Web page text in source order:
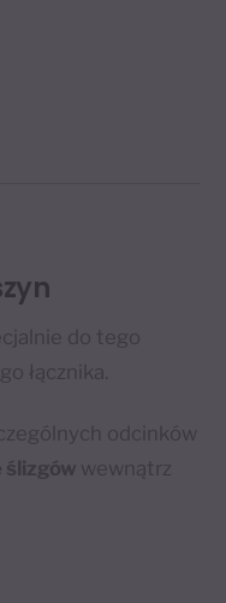
do tego
łącznika.
odcinków
ślizgów wewnątrz